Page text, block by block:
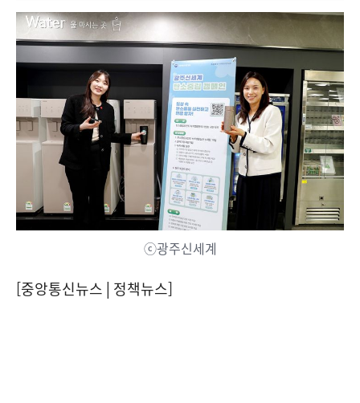
ⓒ광주신세계
[중앙통신뉴스│정책뉴스]